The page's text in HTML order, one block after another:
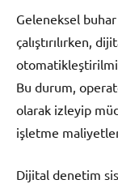
Geleneksel
çalıştırılırken,
Bu durum,
olarak izleyip
işletme
Dijital denetim